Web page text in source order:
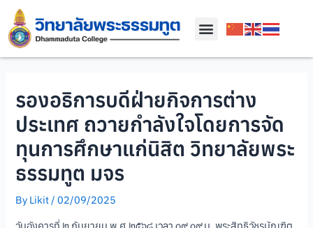
รองอธิการบดีฝ่ายกิจการต่าง
ประเทศ ถวายกำลังใจโดยการจัด
ทุนการศึกษาแก่นิสิต วิทยาลัยพระ
ธรรมทูต มจร
By Likit /02/09/2025
วันอังคารที่ ๒ กันยายน พ.ศ.๒๕๖๘ เวลา ๐๙.๐๙ น. พระสิทธิวัชรบัณฑิต